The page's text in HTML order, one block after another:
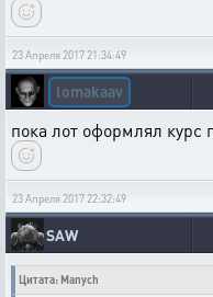
23 Апреля 2017 21:34:49
lomakaav
пока лот оформлял курс
23 Апреля 2017 22:32:49
SAW
Цитата: Manych